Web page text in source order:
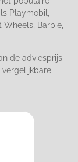
Playmobil,
Wheels, Barbie,
de adviesprijs